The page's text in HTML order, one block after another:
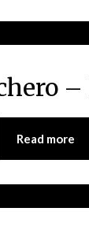
–
Read more